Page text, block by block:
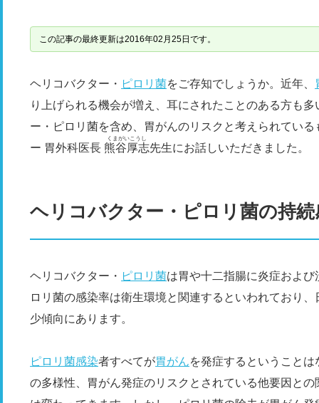
この記事の最終更新は2016年02月25日です。
ヘリコバクター・ ピロリ菌をご存知でしょうか。近年、
り上げられる機会が増え、耳にされたことのある方も
ー・ピロリ菌を含め、胃がんのリスクと考えられている
ー 胃外科医長 熊谷厚志
くまがいこうし
先生にお話しいただきました。
ヘリコバクター・ピロリ菌の持
ヘリコバクター・ ピロリ菌は胃や十二指腸に炎症およ
ロリ菌の感染率は衛生環境と関連するといわれており
少傾向にあります。
ピロリ菌感染者すべてが胃がんを発症するということ
の多様性、胃がん発症のリスクとされている他要因と